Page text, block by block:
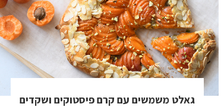
גאלט משמשים עם קרם פיסטוקים ושקדים